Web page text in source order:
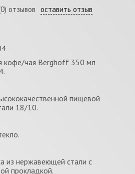
отзывов оставить отзыв
кофе/чая Berghoff 350 мл
пищевой
18/10.
из нержавеющей стали с
прокладкой.